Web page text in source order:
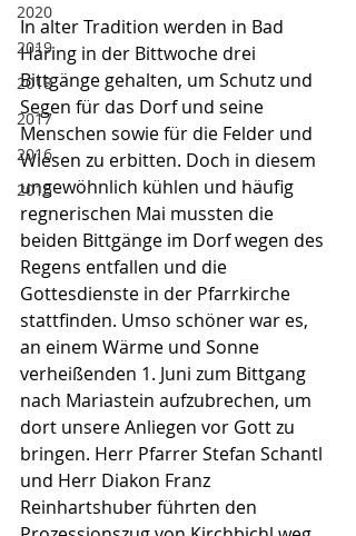
2020
2019
2018
2017
2016
2015
In alter Tradition werden in Bad
Häring in der Bittwoche drei
Bittgänge gehalten, um Schutz und
Segen für das Dorf und seine
Menschen sowie für die Felder und
Wiesen zu erbitten. Doch in diesem
ungewöhnlich kühlen und häufig
regnerischen Mai mussten die
beiden Bittgänge im Dorf wegen des
Regens entfallen und die
Gottesdienste in der Pfarrkirche
stattfinden. Umso schöner war es,
an einem Wärme und Sonne
verheißenden 1. Juni zum Bittgang
nach Mariastein aufzubrechen, um
dort unsere Anliegen vor Gott zu
bringen. Herr Pfarrer Stefan Schantl
und Herr Diakon Franz
Reinhartshuber führten den